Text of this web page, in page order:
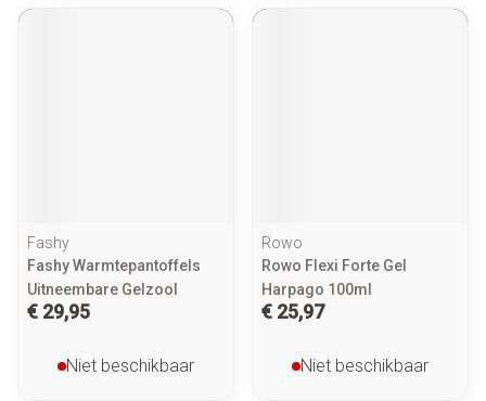
Fashy
Fashy Warmtepantoffels
Uitneembare Gelzool
€ 29,95
Niet beschikbaar
Rowo
Rowo Flexi Forte Gel
Harpago 100ml
€ 25,97
Niet beschikbaar